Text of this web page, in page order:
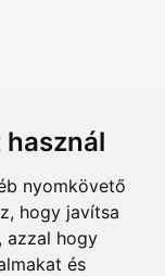
nyomkövető
hogy javítsa
azzal hogy
és